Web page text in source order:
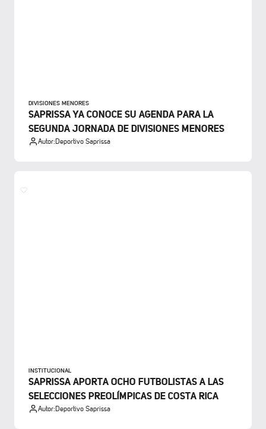
DIVISIONES MENORES
SAPRISSA YA CONOCE SU AGENDA PARA LA
SEGUNDA JORNADA DE DIVISIONES MENORES
Autor:Deportivo Saprissa
INSTITUCIONAL
SAPRISSA APORTA OCHO FUTBOLISTAS A LAS
SELECCIONES PREOLÍMPICAS DE COSTA RICA
Autor:Deportivo Saprissa